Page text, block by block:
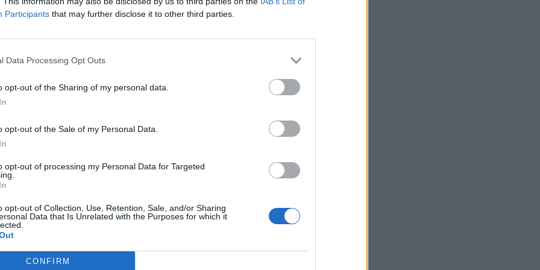
Participants that may further disclose it to other third parties.
Data Processing Opt Outs
opt-out of the Sharing of my personal data.
opt-out of the Sale of my Personal Data.
opt-out of processing my Personal Data for Targeted
opt-out of Collection, Use, Retention, Sale, and/or Sharing
Data that Is Unrelated with the Purposes for which it
CONFIRM
a 4iG SDT vezérigazgatója és szakértői csapata is részt vett. A
portfolio.hu hírarchívumához tartozik, melynek olvasása előfizetéses
tartalmazza:
elmúlt 2 év napon belüli
Előfizetés
VAGY? BEJELENTKEZÉS